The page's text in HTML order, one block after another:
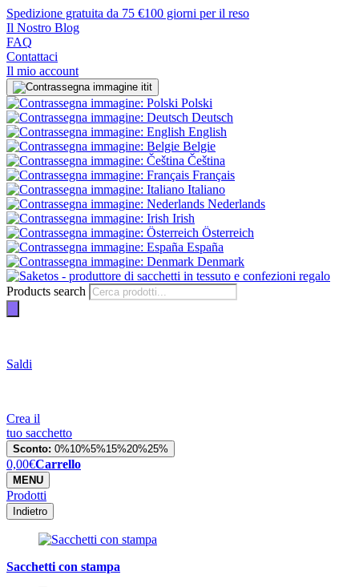
Spedizione gratuita da 75 €100 giorni per il reso
Il Nostro Blog
FAQ
Contattaci
Il mio account
it
Polski
Deutsch
English
Belgie
Čeština
Français
Italiano
Nederlands
Irish
Österreich
España
Denmark
Products search
Saldi
Crea il
tuo sacchetto
Sconto: 0%10%5%15%20%25%
0,00€Carrello
MENU
Prodotti
Indietro
Sacchetti con stampa